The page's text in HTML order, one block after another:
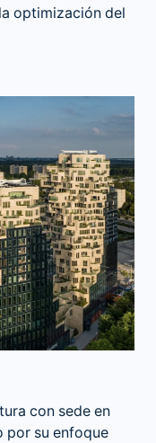
optimización del
con sede en
por su enfoque